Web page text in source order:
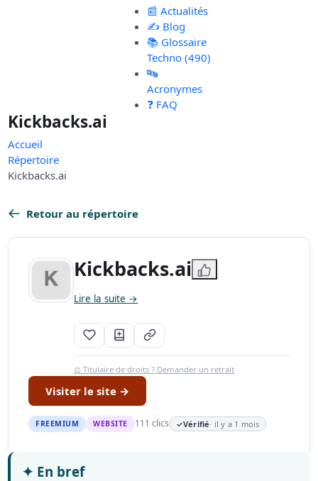
📰 Actualités
✍️ Blog
📚 Glossaire
Techno (490)
🔤
Acronymes
❓ FAQ
Kickbacks.ai
Accueil
Répertoire
Kickbacks.ai
Retour au répertoire
Kickbacks.ai
Lire la suite →
⚖️ Titulaire de droits ? Demander un retrait
Visiter le site →
FREEMIUM WEBSITE 111 clics ✓Vérifié· il y a 1 mois
✦ En bref